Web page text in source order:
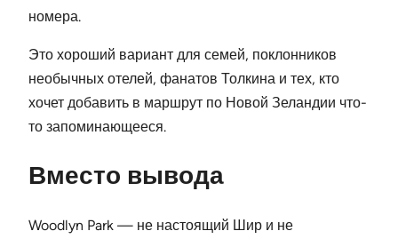
номера.
Это хороший вариант для семей, поклонников
необычных отелей, фанатов Толкина и тех, кто
хочет добавить в маршрут по Новой Зеландии что-
то запоминающееся.
Вместо вывода
Woodlyn Park — не настоящий Шир и не